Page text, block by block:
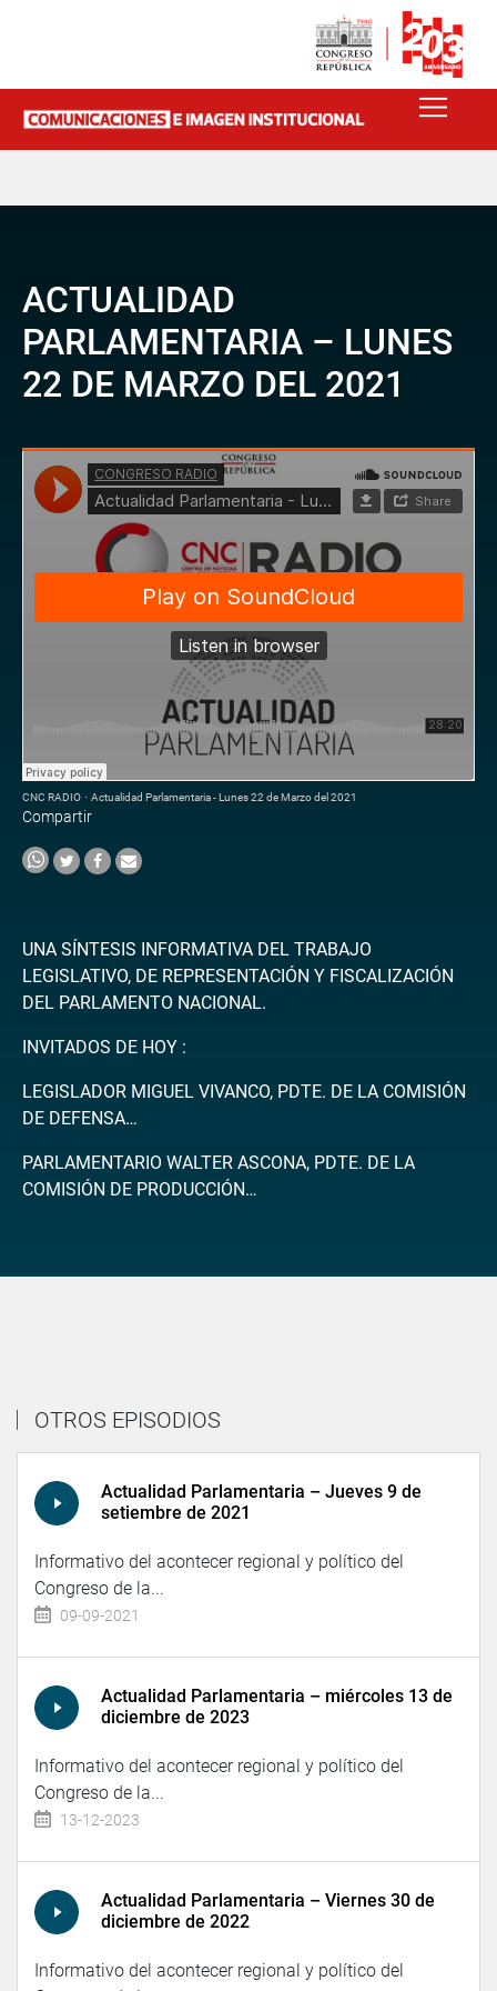
ACTUALIDAD
PARLAMENTARIA – LUNES
22 DE MARZO DEL 2021
CNC RADIO · Actualidad Parlamentaria - Lunes 22 de Marzo del 2021
Compartir
UNA SÍNTESIS INFORMATIVA DEL TRABAJO
LEGISLATIVO, DE REPRESENTACIÓN Y FISCALIZACIÓN
DEL PARLAMENTO NACIONAL.
INVITADOS DE HOY :
LEGISLADOR MIGUEL VIVANCO, PDTE. DE LA COMISIÓN
DE DEFENSA…
PARLAMENTARIO WALTER ASCONA, PDTE. DE LA
COMISIÓN DE PRODUCCIÓN…
OTROS EPISODIOS
Actualidad Parlamentaria – Jueves 9 de
setiembre de 2021
Informativo del acontecer regional y político del
Congreso de la...
09-09-2021
Actualidad Parlamentaria – miércoles 13 de
diciembre de 2023
Informativo del acontecer regional y político del
Congreso de la...
13-12-2023
Actualidad Parlamentaria – Viernes 30 de
diciembre de 2022
Informativo del acontecer regional y político del